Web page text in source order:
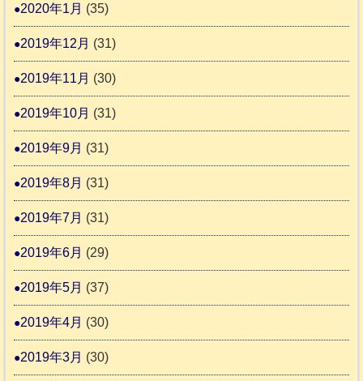
2020年1月 (35)
2019年12月 (31)
2019年11月 (30)
2019年10月 (31)
2019年9月 (31)
2019年8月 (31)
2019年7月 (31)
2019年6月 (29)
2019年5月 (37)
2019年4月 (30)
2019年3月 (30)